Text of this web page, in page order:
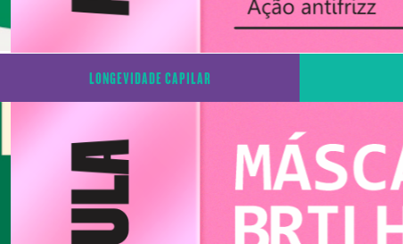
LONGEVIDADE CAPILAR